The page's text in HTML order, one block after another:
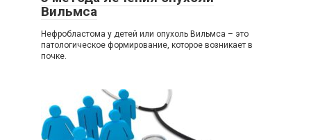
Вильмса
Нефробластома у детей или опухоль Вильмса – это
патологическое формирование, которое возникает в
почке.